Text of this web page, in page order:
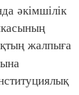
әкімшілік
жалпыға